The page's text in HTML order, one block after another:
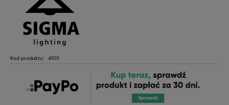
Kod produktu: 41011